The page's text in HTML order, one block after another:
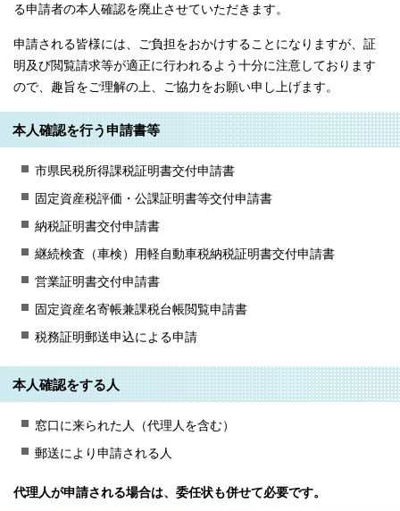
る申請者の本人確認を廃止させていただきます。
申請される皆様には、ご負担をおかけすることになりますが、証
明及び閲覧請求等が適正に行われるよう十分に注意しております
ので、趣旨をご理解の上、ご協力をお願い申し上げます。
本人確認を行う申請書等
市県民税所得課税証明書交付申請書
固定資産税評価・公課証明書等交付申請書
納税証明書交付申請書
継続検査（車検）用軽自動車税納税証明書交付申請書
営業証明書交付申請書
固定資産名寄帳兼課税台帳閲覧申請書
税務証明郵送申込による申請
本人確認をする人
窓口に来られた人（代理人を含む）
郵送により申請される人
代理人が申請される場合は、委任状も併せて必要です。